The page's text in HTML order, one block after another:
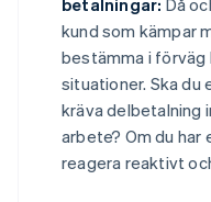
betalningar: Då
kund som kämpar
bestämma i förväg
situationer. Ska du
kräva delbetalning
arbete? Om du
reagera reaktivt